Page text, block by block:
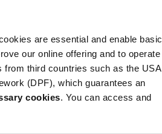
are essential and enable basic
our online offering and to operate
from third countries such as the USA
(DPF), which guarantees an
cookies. You can access and